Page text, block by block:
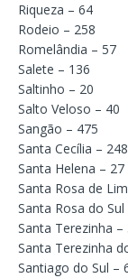
Riqueza – 64
Rodeio – 258
Romelândia – 57
Salete – 136
Saltinho – 20
Salto Veloso – 40
Sangão – 475
Santa Cecília – 248
Santa Helena – 27
Santa Rosa de
Santa Rosa do Sul
Santa Terezinha –
Santa Terezinha
Santiago do Sul –